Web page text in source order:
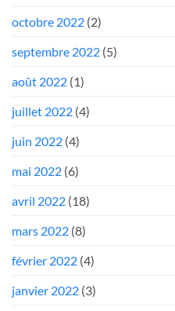
octobre 2022 (2)
septembre 2022 (5)
août 2022 (1)
juillet 2022 (4)
juin 2022 (4)
mai 2022 (6)
avril 2022 (18)
mars 2022 (8)
février 2022 (4)
janvier 2022 (3)